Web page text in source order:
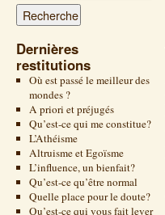
Dernières
restitutions
Où est passé le meilleur des
mondes ?
A priori et préjugés
Qu’est-ce qui me constitue?
L’Athéisme
Altruisme et Egoïsme
L’influence, un bienfait?
Qu’est-ce qu’être normal
Quelle place pour le doute?
Qu’est-ce qui vous fait lever